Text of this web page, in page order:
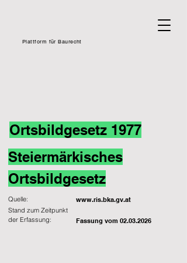
Plattform für Baurecht
Ortsbildgesetz 1977
Steiermärkisches
Ortsbildgesetz
Quelle: www.ris.bka.gv.at
Fassung vom 02.03.2026
Stand zum Zeitpunkt
der Erfassung: